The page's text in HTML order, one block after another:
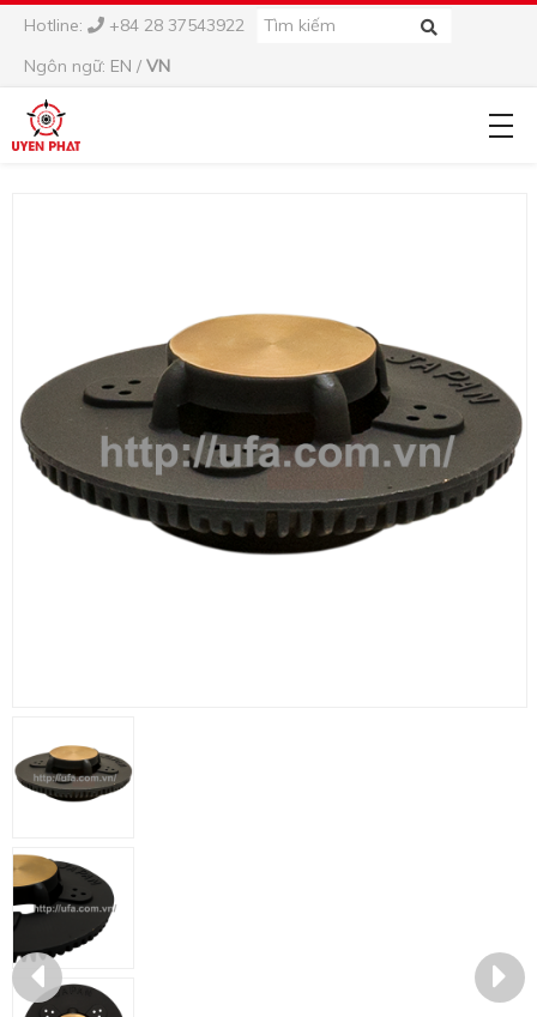
Hotline:
+84 28 37543922
Ngôn ngữ: EN / VN